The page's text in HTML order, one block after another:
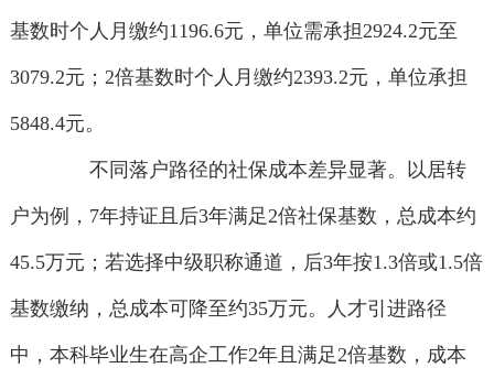
基数时个人月缴约1196.6元，单位需承担2924.2元至
3079.2元；2倍基数时个人月缴约2393.2元，单位承担
5848.4元。
不同落户路径的社保成本差异显著。以居转
户为例，7年持证且后3年满足2倍社保基数，总成本约
45.5万元；若选择中级职称通道，后3年按1.3倍或1.5倍
基数缴纳，总成本可降至约35万元。人才引进路径
中，本科毕业生在高企工作2年且满足2倍基数，成本